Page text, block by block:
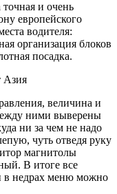
и очень
европейского
водителя:
организация блоков
посадка.
величина и
ними выверены
ни за чем не надо
чуть отведя руку
магнитолы
В итоге все
в недрах меню можно